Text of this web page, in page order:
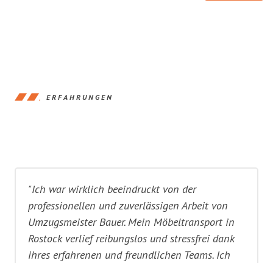
ERFAHRUNGEN
"Ich war wirklich beeindruckt von der
professionellen und zuverlässigen Arbeit von
Umzugsmeister Bauer. Mein Möbeltransport in
Rostock verlief reibungslos und stressfrei dank
ihres erfahrenen und freundlichen Teams. Ich